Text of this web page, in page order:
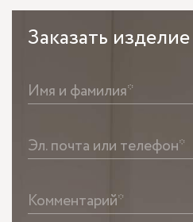
Заказать изделие
Имя и фамилия*
Эл. почта или телефон*
Комментарий*